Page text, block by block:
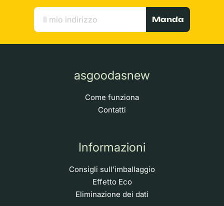
Manda
asgoodasnew
Come funziona
Contatti
Informazioni
Consigli sull'imballaggio
Effetto Eco
Eliminazione dei dati